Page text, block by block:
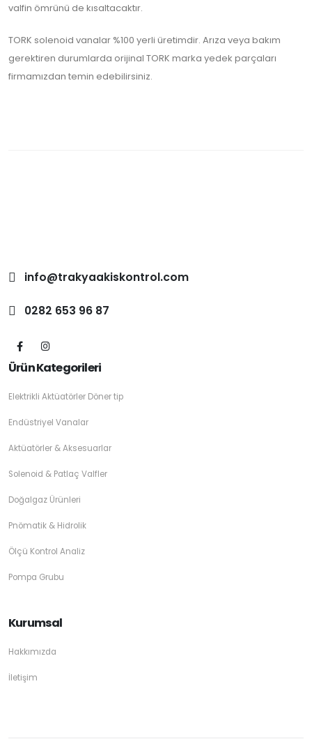
valfin ömrünü de kısaltacaktır.
TORK solenoid vanalar %100 yerli üretimdir. Arıza veya bakım
gerektiren durumlarda orijinal TORK marka yedek parçaları
firmamızdan temin edebilirsiniz.
info@trakyaakiskontrol.com
0282 653 96 87
Ürün Kategorileri
Elektrikli Aktüatörler Döner tip
Endüstriyel Vanalar
Aktüatörler & Aksesuarlar
Solenoid & Patlaç Valfler
Doğalgaz Ürünleri
Pnömatik & Hidrolik
Ölçü Kontrol Analiz
Pompa Grubu
Kurumsal
Hakkımızda
İletişim